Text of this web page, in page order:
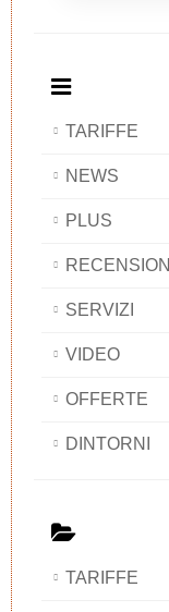
TARIFFE
NEWS
PLUS
RECENSIONI
SERVIZI
VIDEO
OFFERTE
DINTORNI
TARIFFE